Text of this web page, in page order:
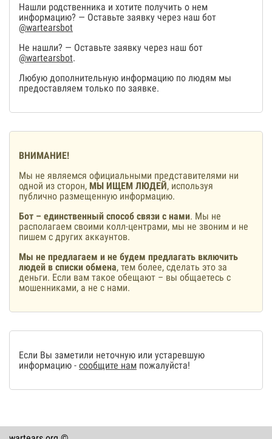
Нашли родственника и хотите получить о нем
информацию? — Оставьте заявку через наш бот
@wartearsbot
Не нашли? — Оставьте заявку через наш бот
@wartearsbot.
Любую дополнительную информацию по людям мы
предоставляем только по заявке.
ВНИМАНИЕ!
Мы не являемся официальными представителями ни
одной из сторон, МЫ ИЩЕМ ЛЮДЕЙ, используя
публично размещенную информацию.
Бот – единственный способ связи с нами. Мы не
располагаем своими колл-центрами, мы не звоним и не
пишем с других аккаунтов.
Мы не предлагаем и не будем предлагать включить
людей в списки обмена, тем более, сделать это за
деньги. Если вам такое обещают – вы общаетесь с
мошенниками, а не с нами.
Если Вы заметили неточную или устаревшую
информацию - сообщите нам пожалуйста!